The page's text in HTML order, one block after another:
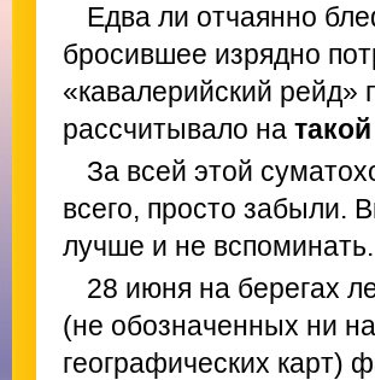
Едва ли отчаянно
бросившее изрядно
«кавалерийский рейд»
рассчитывало на
За всей этой
всего, просто забыли.
лучше и не вспоминать.
28 июня на берегах
(не обозначенных ни
географических карт)